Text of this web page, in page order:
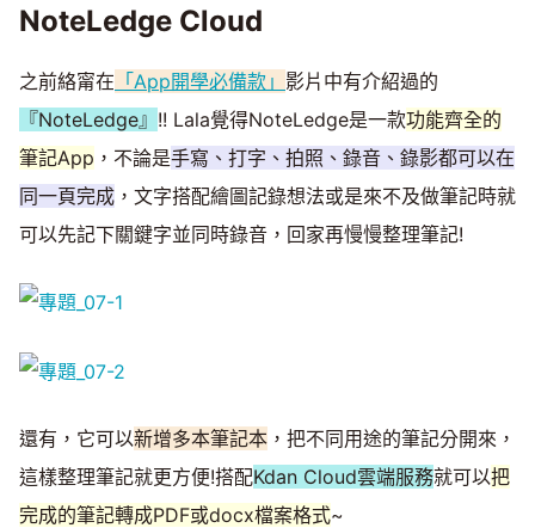
NoteLedge Cloud
之前絡甯在 「App開學必備款」 影片中有介紹過的
『NoteLedge』 !! Lala覺得NoteLedge是一款功能齊全的
筆記App ，不論是手寫、打字、拍照、錄音、錄影都可以在
同一頁完成 ，文字搭配繪圖記錄想法或是來不及做筆記時就
可以先記下關鍵字並同時錄音，回家再慢慢整理筆記!
還有，它可以新增多本筆記本 ，把不同用途的筆記分開來，
這樣整理筆記就更方便!搭配Kdan Cloud雲端服務就可以把
完成的筆記轉成PDF或docx檔案格式~